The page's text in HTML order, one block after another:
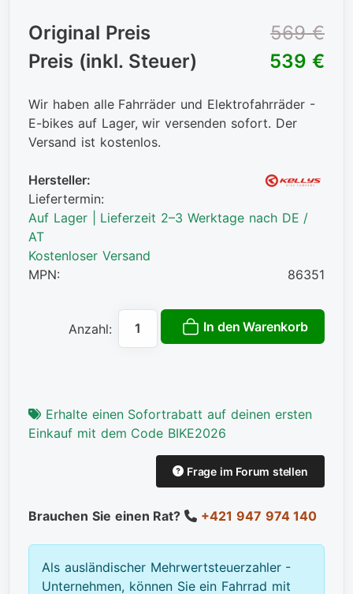
Original Preis
569 €
Preis (inkl. Steuer)
539 €
Wir haben alle Fahrräder und Elektrofahrräder -
E-bikes auf Lager, wir versenden sofort. Der
Versand ist kostenlos.
Hersteller:
Liefertermin:
Auf Lager | Lieferzeit 2–3 Werktage nach DE /
AT
Kostenloser Versand
MPN:
86351
Anzahl: In den Warenkorb
Erhalte einen Sofortrabatt auf deinen ersten
Einkauf mit dem Code BIKE2026
Frage im Forum stellen
Brauchen Sie einen Rat? +421 947 974 140
Als ausländischer Mehrwertsteuerzahler -
Unternehmen, können Sie ein Fahrrad mit